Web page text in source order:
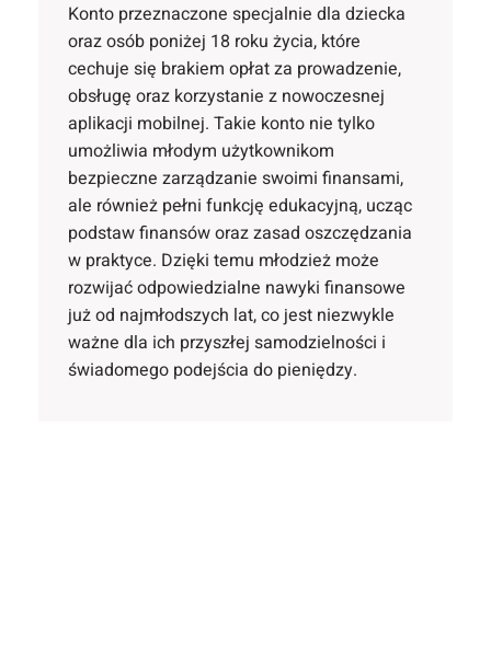
Konto przeznaczone specjalnie dla dziecka
oraz osób poniżej 18 roku życia, które
cechuje się brakiem opłat za prowadzenie,
obsługę oraz korzystanie z nowoczesnej
aplikacji mobilnej. Takie konto nie tylko
umożliwia młodym użytkownikom
bezpieczne zarządzanie swoimi finansami,
ale również pełni funkcję edukacyjną, ucząc
podstaw finansów oraz zasad oszczędzania
w praktyce. Dzięki temu młodzież może
rozwijać odpowiedzialne nawyki finansowe
już od najmłodszych lat, co jest niezwykle
ważne dla ich przyszłej samodzielności i
świadomego podejścia do pieniędzy.